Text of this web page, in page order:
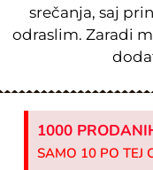
srečanja, saj
odraslim. Zaradi
1000
SAMO 10 PO TEJ